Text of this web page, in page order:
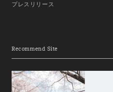
プレスリリース
Recommend Site